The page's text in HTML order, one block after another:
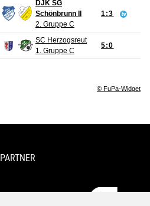
DJK SG
Schönbrunn II
2. Gruppe C
1:3
SC Herzogsreut
1. Gruppe C
5:0
© FuPa-Widget
PARTNER